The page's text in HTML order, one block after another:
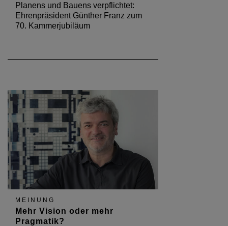
Planens und Bauens verpflichtet:
Ehrenpräsident Günther Franz zum
70. Kammerjubiläum
MEINUNG
Mehr Vision oder mehr
Pragmatik?